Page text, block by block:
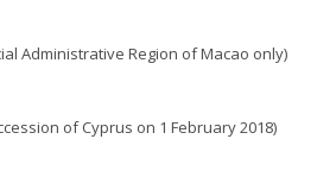
Administrative Region of Macao only)
of Cyprus on 1 February 2018)